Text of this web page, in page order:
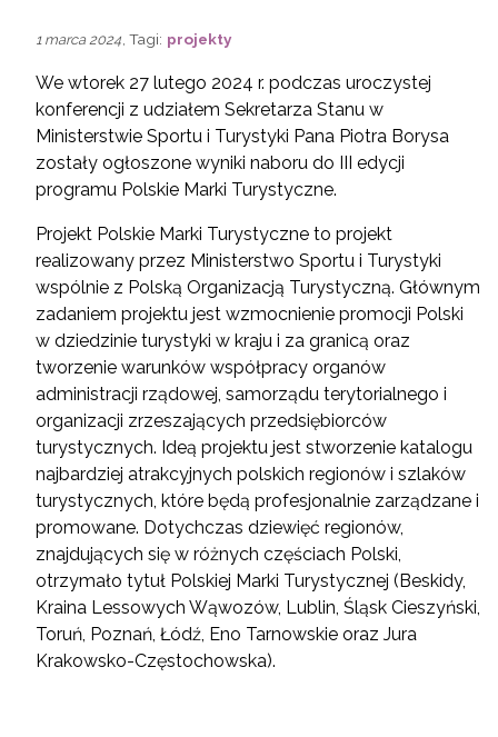
1 marca 2024 , Tagi: projekty
We wtorek 27 lutego 2024 r. podczas uroczystej
konferencji z udziałem Sekretarza Stanu w
Ministerstwie Sportu i Turystyki Pana Piotra Borysa
zostały ogłoszone wyniki naboru do III edycji
programu Polskie Marki Turystyczne.
Projekt Polskie Marki Turystyczne to projekt
realizowany przez Ministerstwo Sportu i Turystyki
wspólnie z Polską Organizacją Turystyczną. Głównym
zadaniem projektu jest wzmocnienie promocji Polski
w dziedzinie turystyki w kraju i za granicą oraz
tworzenie warunków współpracy organów
administracji rządowej, samorządu terytorialnego i
organizacji zrzeszających przedsiębiorców
turystycznych. Ideą projektu jest stworzenie katalogu
najbardziej atrakcyjnych polskich regionów i szlaków
turystycznych, które będą profesjonalnie zarządzane i
promowane. Dotychczas dziewięć regionów,
znajdujących się w różnych częściach Polski,
otrzymało tytuł Polskiej Marki Turystycznej (Beskidy,
Kraina Lessowych Wąwozów, Lublin, Śląsk Cieszyński,
Toruń, Poznań, Łódź, Eno Tarnowskie oraz Jura
Krakowsko-Częstochowska).